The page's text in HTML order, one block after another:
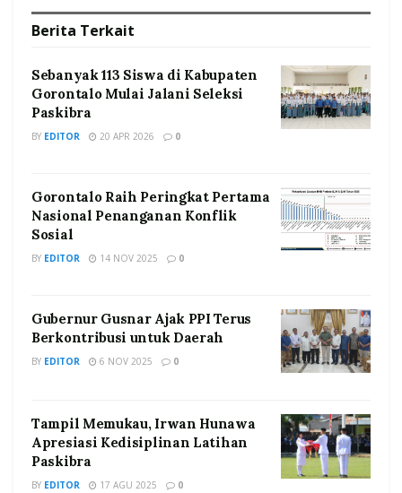
Berita Terkait
Sebanyak 113 Siswa di Kabupaten
Gorontalo Mulai Jalani Seleksi
Paskibra
BY EDITOR 20 APR 2026 0
Gorontalo Raih Peringkat Pertama
Nasional Penanganan Konflik
Sosial
BY EDITOR 14 NOV 2025 0
Gubernur Gusnar Ajak PPI Terus
Berkontribusi untuk Daerah
BY EDITOR 6 NOV 2025 0
Tampil Memukau, Irwan Hunawa
Apresiasi Kedisiplinan Latihan
Paskibra
BY EDITOR 17 AGU 2025 0